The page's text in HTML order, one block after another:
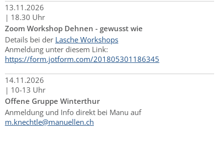
13.11.2026
| 18.30 Uhr
Zoom Workshop Dehnen - gewusst wie
Details bei der Lasche Workshops
Anmeldung unter diesem Link:
https://form.jotform.com/201805301186345
14.11.2026
| 10-13 Uhr
Offene Gruppe Winterthur
Anmeldung und Info direkt bei Manu auf
m.knechtle@manuellen.ch